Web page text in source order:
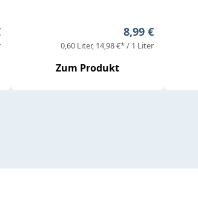
Preis: Regulärer Preis:
8,99 €
0,60 Liter 14,98 €* / 1 Liter
Zum Produkt